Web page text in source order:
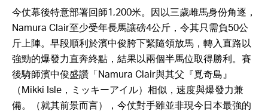
今仗幕後特意部署回師1,200米。因以三歲雌馬身份角逐，
Namura Clair至少受年長馬讓磅4公斤，令其只需負50公
斤上陣。早段順利於濱中俊胯下緊隨領放馬，轉入直路以
強勁的爆發力直奔終點，結果以兩個半馬位取得勝利。賽
後騎師濱中俊盛讚「Namura Clair與其父『覓奇島』
（Mikki Isle，ミッキーアイル）相似，速度與爆發力兼
備。（就其前景而言），今仗對手雖並非現今日本最強的